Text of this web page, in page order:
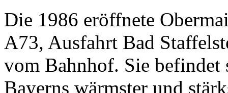
Die 1986 eröffnete
A73, Ausfahrt Bad
vom Bahnhof. Sie
Bayerns wärmster und